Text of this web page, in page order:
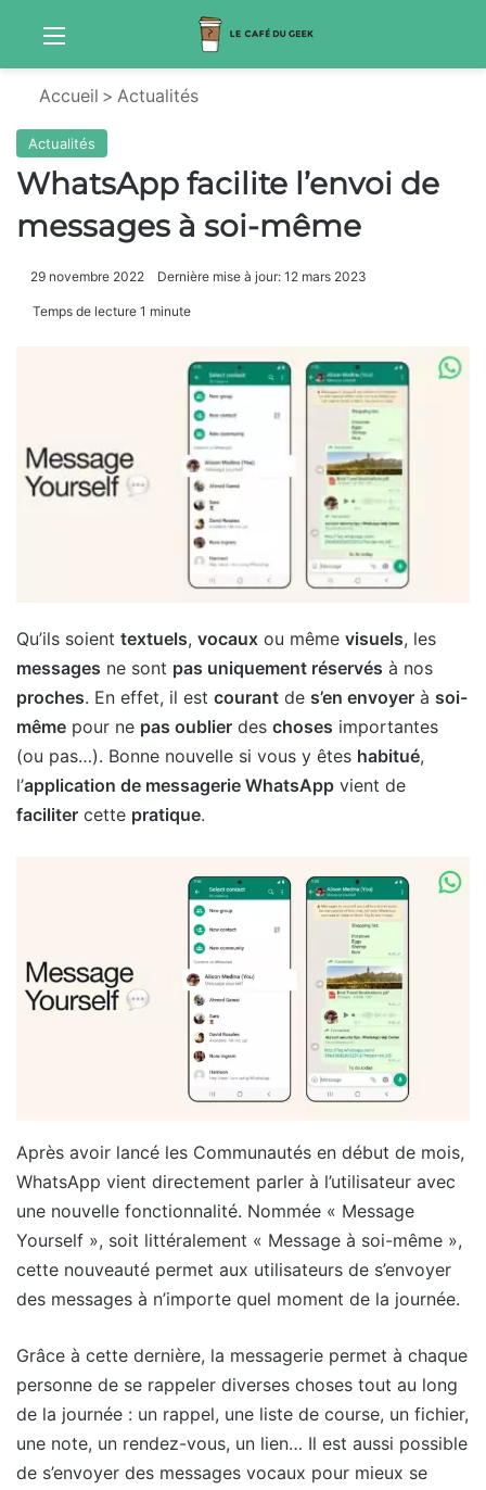
Menu
Accueil > Actualités
Actualités
WhatsApp facilite l’envoi de
messages à soi-même
29 novembre 2022 Dernière mise à jour: 12 mars 2023
Temps de lecture 1 minute
Qu’ils soient textuels, vocaux ou même visuels, les
messages ne sont pas uniquement réservés à nos
proches. En effet, il est courant de s’en envoyer à soi-
même pour ne pas oublier des choses importantes
(ou pas…). Bonne nouvelle si vous y êtes habitué,
l’application de messagerie WhatsApp vient de
faciliter cette pratique.
Après avoir lancé les Communautés en début de mois,
WhatsApp vient directement parler à l’utilisateur avec
une nouvelle fonctionnalité. Nommée « Message
Yourself », soit littéralement « Message à soi-même »,
cette nouveauté permet aux utilisateurs de s’envoyer
des messages à n’importe quel moment de la journée.
Grâce à cette dernière, la messagerie permet à chaque
personne de se rappeler diverses choses tout au long
de la journée : un rappel, une liste de course, un fichier,
une note, un rendez-vous, un lien… Il est aussi possible
de s’envoyer des messages vocaux pour mieux se